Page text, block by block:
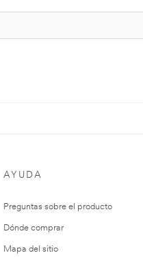
AYUDA
Preguntas sobre el producto
Dónde comprar
Mapa del sitio